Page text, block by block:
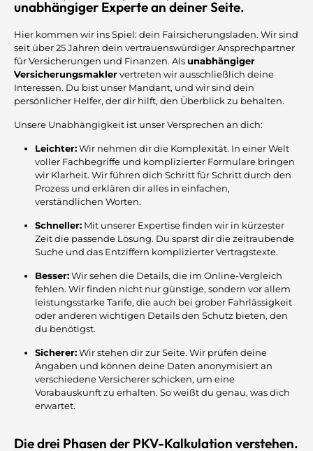
unabhängiger Experte an deiner Seite.
Hier kommen wir ins Spiel: dein Fairsicherungsladen. Wir sind
seit über 25 Jahren dein vertrauenswürdiger Ansprechpartner
für Versicherungen und Finanzen. Alsunabhängiger
Versicherungsmaklervertreten wir ausschließlich deine
Interessen. Du bist unser Mandant, und wir sind dein
persönlicher Helfer, der dir hilft, den Überblick zu behalten.
Unsere Unabhängigkeit ist unser Versprechen an dich:
Leichter:Wir nehmen dir die Komplexität. In einer Welt
voller Fachbegriffe und komplizierter Formulare bringen
wir Klarheit. Wir führen dich Schritt für Schritt durch den
Prozess und erklären dir alles in einfachen,
verständlichen Worten.
Schneller: Mit unserer Expertise finden wir in kürzester
Zeit die passende Lösung. Du sparst dir die zeitraubende
Suche und das Entziffern komplizierter Vertragstexte.
Besser:Wir sehen die Details, die im Online-Vergleich
fehlen. Wir finden nicht nur günstige, sondern vor allem
leistungsstarke Tarife, die auch bei grober Fahrlässigkeit
oder anderen wichtigen Details den Schutz bieten, den
du benötigst.
Sicherer:Wir stehen dir zur Seite. Wir prüfen deine
Angaben und können deine Daten anonymisiert an
verschiedene Versicherer schicken, um eine
Vorabauskunft zu erhalten. So weißt du genau, was dich
erwartet.
Die drei Phasen der PKV-Kalkulation verstehen.